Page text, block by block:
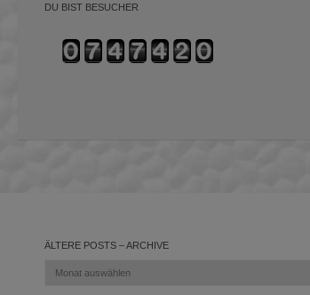
DU BIST BESUCHER
ÄLTERE POSTS – ARCHIVE
Ältere